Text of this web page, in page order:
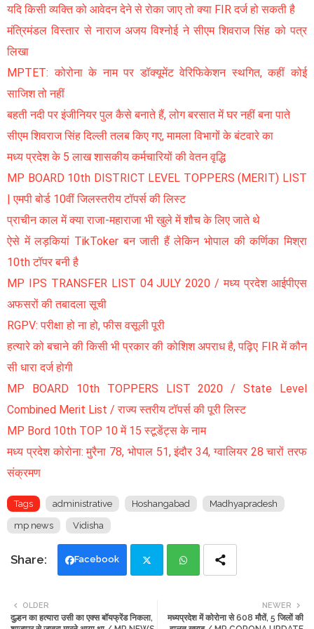
यदि किसी व्यक्ति को आवेदन देने से रोका जाए तो क्या FIR दर्ज हो सकती है
मंत्रिमंडल विस्तार से नाराज अजय विश्नोई ने सीएम शिवराज सिंह को पत्र
लिखा
MPTET: कोरोना के नाम पर डॉक्यूमेंट वेरिफिकेशन स्थगित, कहीं कोई
साजिश तो नहीं
बहती नदी पर इंजीनियर पुल कैसे बनाते हैं, लोग बरसात में घर नहीं बना पाते
सीएम शिवराज सिंह दिल्ली तलब किए गए, मामला विभागों के बंटवारे का
मध्य प्रदेश के 5 लाख शासकीय कर्मचारियों की वेतन वृद्धि
MP BOARD 10th DISTRICT LEVEL TOPPERS (MERIT) LIST
| एमपी बोर्ड 10वीं जिलस्तरीय टॉपर्स की लिस्ट
प्राचीन काल में क्या राजा-महाराजा भी खुले में शौच के लिए जाते थे
ऐसे में लड़कियां TikToker बन जाती हैं लेकिन भोपाल की कर्णिका मिश्रा
10th टॉपर बनी है
MP IPS TRANSFER LIST 04 JULY 2020 / मध्य प्रदेश आईपीएस
अफसरों की तबादला सूची
RGPV: परीक्षा हो ना हो, फीस वसूली पूरी
हत्यारे को बचाने की किसी भी प्रकार की कोशिश अपराध है, पढ़िए FIR में कौन
सी धारा दर्ज होगी
MP BOARD 10th TOPPERS LIST 2020 / State Level
Combined Merit List / राज्य स्तरीय टॉपर्स की पूरी लिस्ट
MP Bord 10th TOP 10 में 15 स्टूडेंट्स के नाम
मध्य प्रदेश कोरोना: मुरैना 78, भोपाल 51, इंदौर 34, ग्वालियर 28 चारों तरफ
संक्रमण
Tags administrative Hoshangabad Madhyapradesh
mp news Vidisha
Facebook
tte ats
NEWER
मध्यप्रदेश में कोरोना से 608 मौतें, 5 जिलों की
OLDER
दुल्हन का हत्यारा उसी का एक्स बॉयफ्रेंड निकला,